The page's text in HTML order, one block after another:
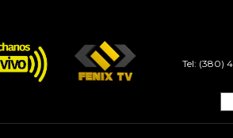
Tel: (380)